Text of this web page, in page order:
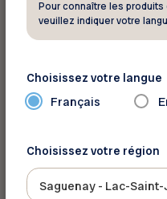
Pour connaître les
veuillez indiquer votre
Choisissez votre langue
Français
Choisissez votre région